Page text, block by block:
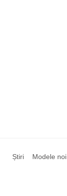
Știri Modele noi